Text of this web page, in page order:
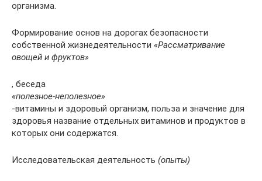
организма.
Формирование основ на дорогах безопасности
собственной жизнедеятельности «Рассматривание
овощей и фруктов»
, беседа
«полезное-неполезное»
-витамины и здоровый организм, польза и значение для
здоровья название отдельных витаминов и продуктов в
которых они содержатся.
Исследовательская деятельность (опыты)